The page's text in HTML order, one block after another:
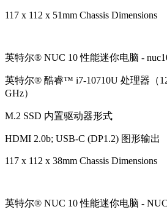
117 x 112 x 51mm Chassis Dimensions
英特尔® NUC 10 性能迷你电脑 -
英特尔® 酷睿™ i7-10710U 处理器（
GHz）
M.2 SSD 内置驱动器形式
HDMI 2.0b; USB-C (DP1.2) 图形输出
117 x 112 x 38mm Chassis Dimensions
英特尔® NUC 10 性能迷你电脑 -